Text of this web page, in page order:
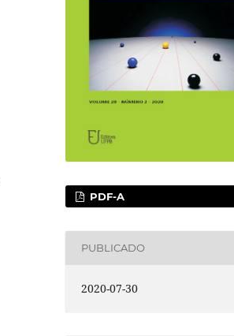
PDF-A
PUBLICADO
2020-07-30